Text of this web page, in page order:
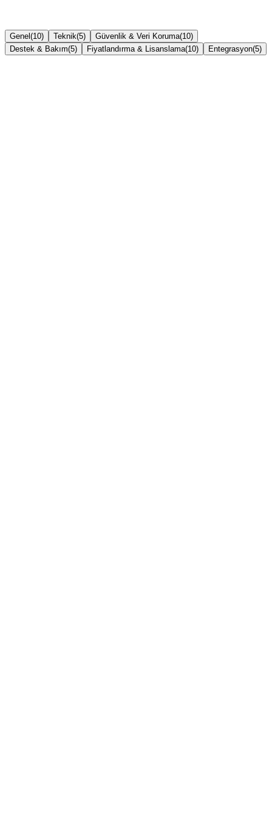
Genel (10) Teknik(5) Güvenlik & Veri Koruma(10)
Destek & Bakım(5) Fiyatlandırma & Lisanslama(10) Entegrasyon(5)